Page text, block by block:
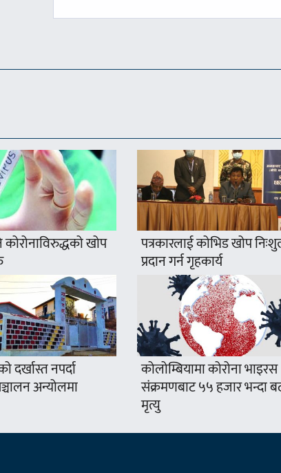
कोरोनाविरुद्धको खोप पत्रकारलाई कोभिड खोप
प्रदान गर्न गृहकार्य
नपर्दा
अन्योलमा
कोलोम्बियामा कोरोना भाइरस
संक्रमणबाट ५५ हजार भन्दा
मृत्यु